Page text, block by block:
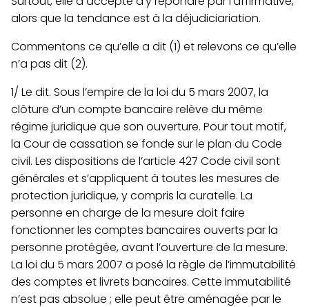
alors que la tendance est à la déjudiciariation.
Commentons ce qu’elle a dit (1) et relevons ce qu’elle
n’a pas dit (2).
1/ Le dit. Sous l’empire de la loi du 5 mars 2007, la
clôture d’un compte bancaire relève du même
régime juridique que son ouverture. Pour tout motif,
la Cour de cassation se fonde sur le plan du Code
civil. Les dispositions de l’article 427 Code civil sont
générales et s’appliquent à toutes les mesures de
protection juridique, y compris la curatelle. La
personne en charge de la mesure doit faire
fonctionner les comptes bancaires ouverts par la
personne protégée, avant l’ouverture de la mesure.
La loi du 5 mars 2007 a posé la règle de l’immutabilité
des comptes et livrets bancaires. Cette immutabilité
n’est pas absolue ; elle peut être aménagée par le